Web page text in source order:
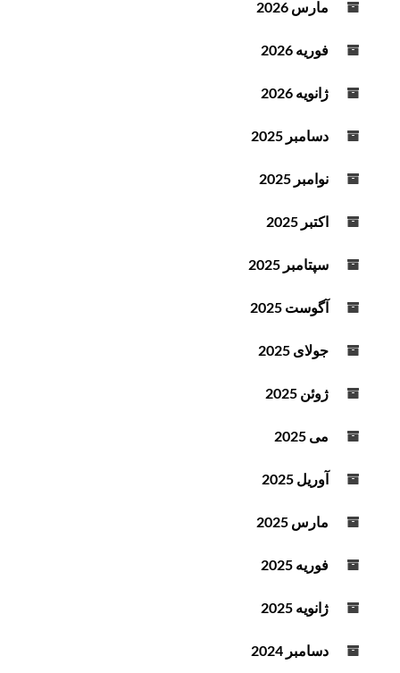
مارس 2026
فوریه 2026
ژانویه 2026
دسامبر 2025
نوامبر 2025
اکتبر 2025
سپتامبر 2025
آگوست 2025
جولای 2025
ژوئن 2025
می 2025
آوریل 2025
مارس 2025
فوریه 2025
ژانویه 2025
دسامبر 2024